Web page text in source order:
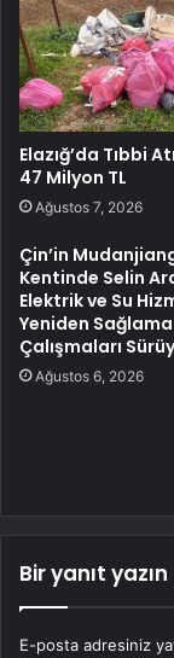
Elazığ’da Tıbbi
47 Milyon TL
Ağustos 7, 2026
Çin’in
Kentinde Selin
Elektrik ve Su
Yeniden Sağlama
Çalışmaları
Ağustos 6, 2026
Bir yanıt yazın
E-posta adresiniz